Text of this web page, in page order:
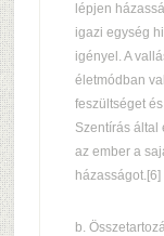
lépjen
igazi egység
igényel. A
életmódban
feszültséget
Szentírás által
az ember a
házasságot.[6]
b.